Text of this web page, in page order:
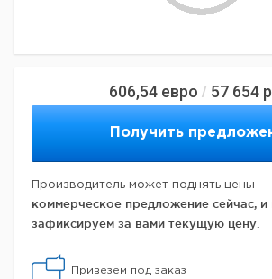
606,54 евро / 57 654
Получить
Производитель может поднять цены —
коммерческое предложение сейчас, и
зафиксируем за вами текущую цену.
Привезем под заказ